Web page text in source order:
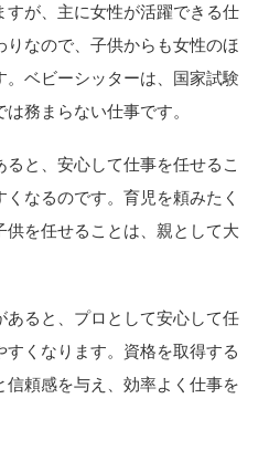
が、主に女性が活躍できる仕
なので、子供からも女性のほ
。ベビーシッターは、国家試験
務まらない仕事です。
と、安心して仕事を任せるこ
なるのです。育児を頼みたく
を任せることは、親として大
ると、プロとして安心して任
くなります。資格を取得する
信頼感を与え、効率よく仕事を